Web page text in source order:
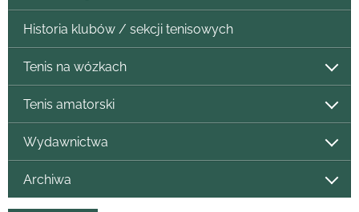
Historia klubów / sekcji tenisowych
Tenis na wózkach
Tenis amatorski
Wydawnictwa
Archiwa